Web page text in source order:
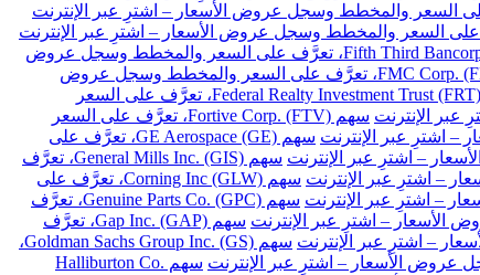
سهم Fifth Third Bancorp (FITB)، تعرَّف على السعر والمخطط وسجل عروض
سهم FMC Corp. (FMC)، تعرَّف على السعر والمخطط وسجل عروض
سهم Federal Realty Investment Trust (FRT)، تعرَّف على السعر
سهم Fortive Corp. (FTV)، تعرَّف على السعر
سهم GE Aerospace (GE)، تعرَّف على
سهم General Mills Inc. (GIS)، تعرَّف
سهم Corning Inc (GLW)، تعرَّف على
سهم Genuine Parts Co. (GPC)، تعرَّف
سهم Gap Inc. (GAP)، تعرَّف
سهم Goldman Sachs Group Inc. (GS)،
سهم Halliburton Co.